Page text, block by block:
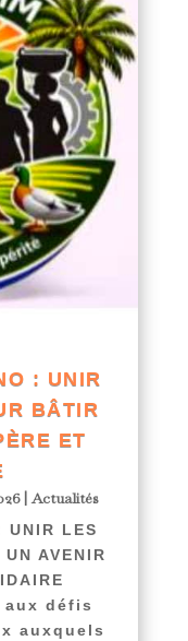
: UNIR
BÂTIR
ET
|Actualités
UNIR LES
AVENIR
défis
auxquels